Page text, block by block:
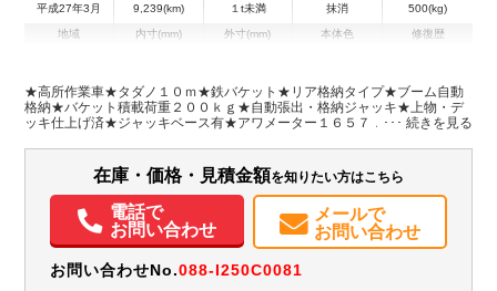
平成27年3月 9,239(km) １t未満 抹消 500(kg)
地域 内寸(mm) 外寸(mm)
H:2,800
本体色 修復歴
装備情報
パワステ
ドラレコ 取扱説明書（一部含む）
★高所作業車★タダノ１０ｍ★鉄バケット★リア格納タイプ★ブーム自動
格納★バケット積載荷重２００ｋｇ★自動張出・格納ジャッキ★上物・デ
ッキ仕上げ済★ジャッキベース有★アワメーター１６５７．７ｈ★坂道発
レス★車取説・上物取説(車内)★
在庫・価格・見積金額を知りたい方はこちら
電話で
お問い合わせ
メールで
お問い合わせ
お問い合わせNo.088-I250C0081